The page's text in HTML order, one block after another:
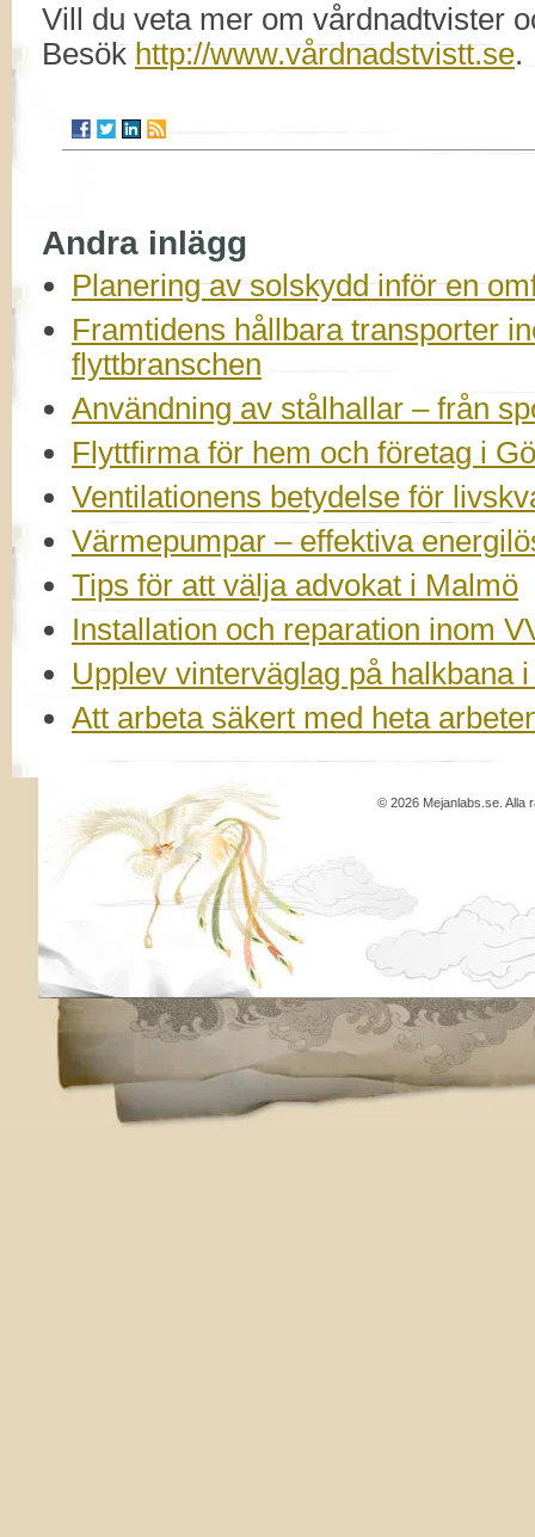
Vill du veta mer om vårdnadtvister
Besök http://www.vårdnadstvistt.se.
Andra inlägg
Planering av solskydd inför en
Framtidens hållbara transporter
flyttbranschen
Användning av stålhallar – från
Flyttfirma för hem och företag i
Ventilationens betydelse för
Värmepumpar – effektiva
Tips för att välja advokat i Malmö
Installation och reparation inom
Upplev vinterväglag på halkbana
Att arbeta säkert med heta
© 2026 Mejanlabs.se. Alla